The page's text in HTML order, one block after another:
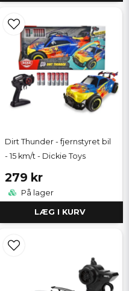
Dirt Thunder - fjernstyret bil
- 15 km/t - Dickie Toys
279 kr
På lager
LÆG I KURV